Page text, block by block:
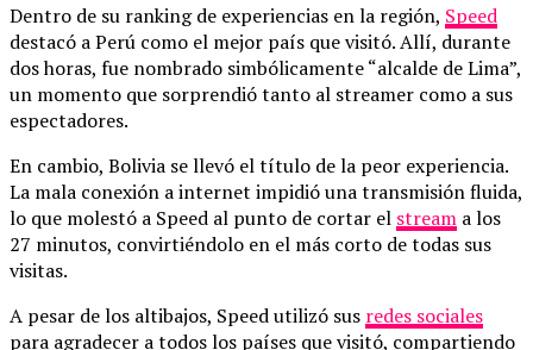
Dentro de su ranking de experiencias en la región, Speed
destacó a Perú como el mejor país que visitó. Allí, durante
dos horas, fue nombrado simbólicamente “alcalde de Lima”,
un momento que sorprendió tanto al streamer como a sus
espectadores.
En cambio, Bolivia se llevó el título de la peor experiencia.
La mala conexión a internet impidió una transmisión fluida,
lo que molestó a Speed ​​al punto de cortar el stream a los
27 minutos, convirtiéndolo en el más corto de todas sus
visitas.
A pesar de los altibajos, Speed ​​utilizó sus redes sociales
para agradecer a todos los países que visitó, compartiendo